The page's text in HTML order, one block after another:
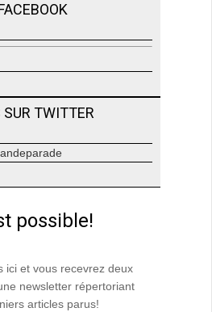
TWITTER
possible!
ici et vous recevrez deux
newsletter répertoriant
articles parus!